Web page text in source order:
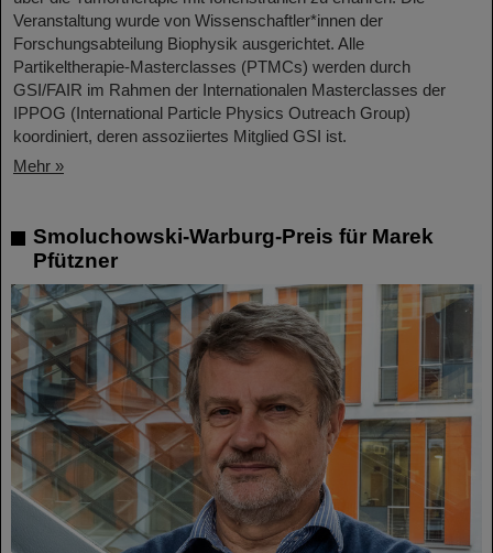
Veranstaltung wurde von Wissenschaftler*innen der
Forschungsabteilung Biophysik ausgerichtet. Alle
Partikeltherapie-Masterclasses (PTMCs) werden durch
GSI/FAIR im Rahmen der Internationalen Masterclasses der
IPPOG (International Particle Physics Outreach Group)
koordiniert, deren assoziiertes Mitglied GSI ist.
Mehr »
Smoluchowski-Warburg-Preis für Marek
Pfützner